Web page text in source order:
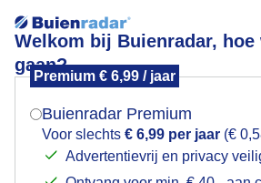
Welkom bij Buienradar,
gaan?
Premium € 6,99 / jaar
Buienradar Premium
Voor slechts € 6,99 per jaar (€
Advertentievrij en privacy
zonovergotenenwarm
Mogen we je locatie